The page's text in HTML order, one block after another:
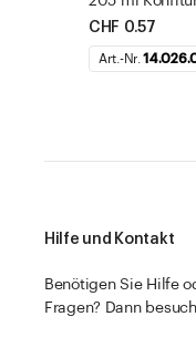
CHF 0.57
Art.-Nr.
Hilfe und Kontakt
Benötigen Sie Hilfe
Fragen? Dann